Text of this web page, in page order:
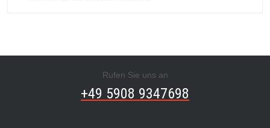
Rufen Sie uns an
+49 5908 9347698